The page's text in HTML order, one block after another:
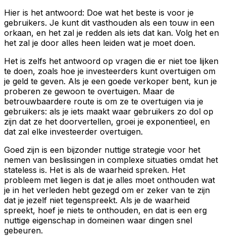
Hier is het antwoord: Doe wat het beste is voor je
gebruikers. Je kunt dit vasthouden als een touw in een
orkaan, en het zal je redden als iets dat kan. Volg het en
het zal je door alles heen leiden wat je moet doen.
Het is zelfs het antwoord op vragen die er niet toe lijken
te doen, zoals hoe je investeerders kunt overtuigen om
je geld te geven. Als je een goede verkoper bent, kun je
proberen ze gewoon te overtuigen. Maar de
betrouwbaardere route is om ze te overtuigen via je
gebruikers: als je iets maakt waar gebruikers zo dol op
zijn dat ze het doorvertellen, groei je exponentieel, en
dat zal elke investeerder overtuigen.
Goed zijn is een bijzonder nuttige strategie voor het
nemen van beslissingen in complexe situaties omdat het
stateless is. Het is als de waarheid spreken. Het
probleem met liegen is dat je alles moet onthouden wat
je in het verleden hebt gezegd om er zeker van te zijn
dat je jezelf niet tegenspreekt. Als je de waarheid
spreekt, hoef je niets te onthouden, en dat is een erg
nuttige eigenschap in domeinen waar dingen snel
gebeuren.